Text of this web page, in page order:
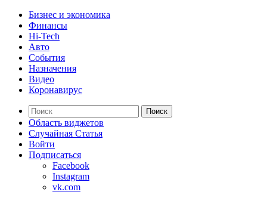
Бизнес и экономика
Финансы
Hi-Tech
Авто
События
Назначения
Видео
Коронавирус
Поиск
Область виджетов
Случайная Статья
Войти
Подписаться
Facebook
Instagram
vk.com